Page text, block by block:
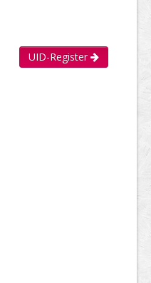
UID-Register